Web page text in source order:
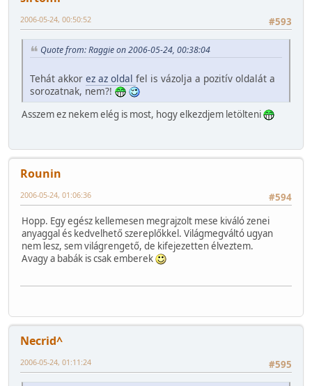
#593
2006-05-24, 00:50:52
Quote from: Raggie on 2006-05-24, 00:38:04
Tehát akkor ez az oldal fel is vázolja a pozitív oldalát a
sorozatnak, nem?!
Asszem ez nekem elég is most, hogy elkezdjem letölteni
Rounin
#594
2006-05-24, 01:06:36
Hopp. Egy egész kellemesen megrajzolt mese kiváló zenei
anyaggal és kedvelhető szereplőkkel. Világmegváltó ugyan
nem lesz, sem világrengető, de kifejezetten élveztem.
Avagy a babák is csak emberek
Necrid^
#595
2006-05-24, 01:11:24